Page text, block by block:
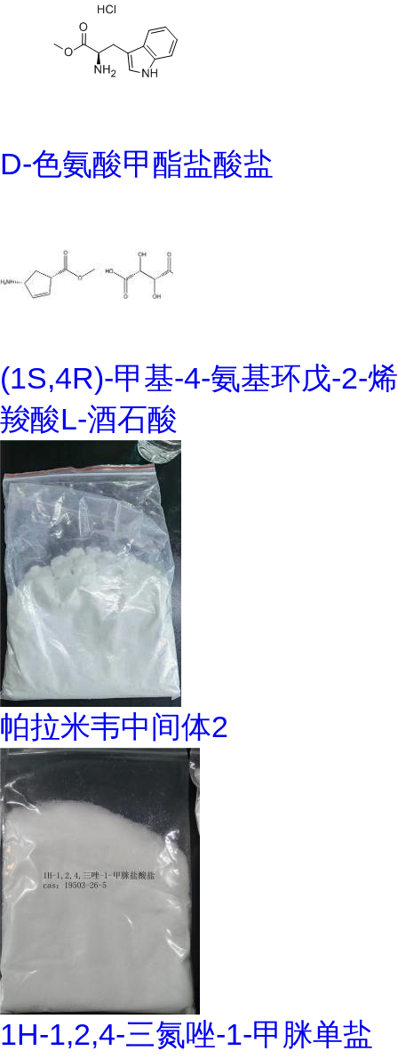
D-色氨酸甲酯盐酸盐
(1S,4R)-甲基-4-氨基环戊-2-烯
羧酸L-酒石酸
帕拉米韦中间体2
1H-1,2,4-三氮唑-1-甲脒单盐